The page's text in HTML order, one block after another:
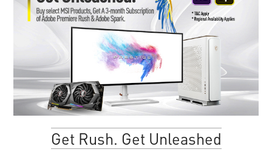
Get Rush. Get Unleashed